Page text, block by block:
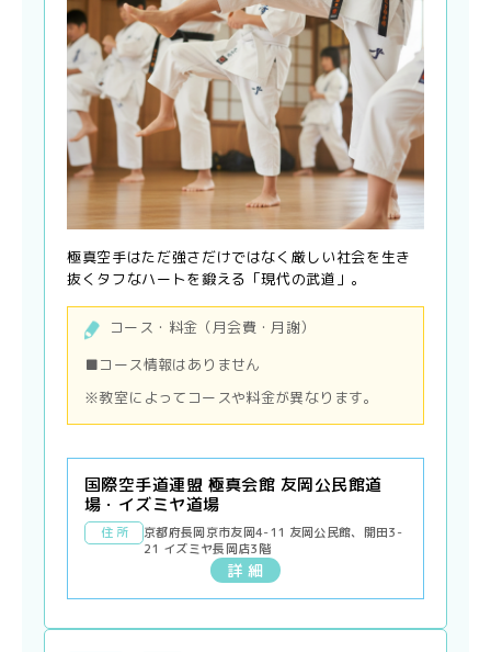
極真空手はただ強さだけではなく厳しい社会を生き
抜くタフなハートを鍛える「現代の武道」。
コース・料金（月会費・月謝）
■コース情報はありません
※教室によってコースや料金が異なります。
国際空手道連盟 極真会館 友岡公民館道
場・イズミヤ道場
住 所
京都府長岡京市友岡4-11 友岡公民館、開田3-
21 イズミヤ長岡店3階
詳 細